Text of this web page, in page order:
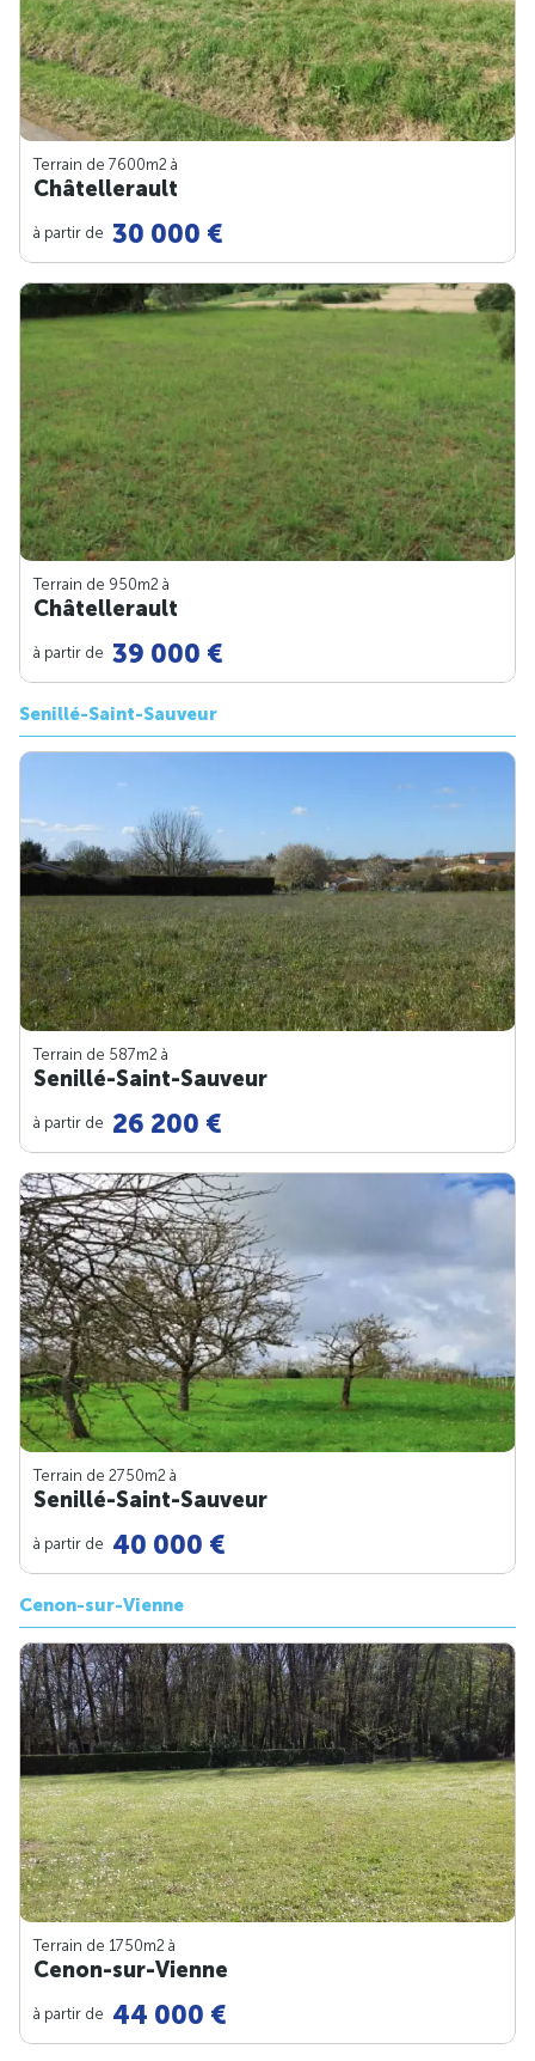
Terrain de 7600m2 à
Châtellerault
à partir de 30 000 €
Terrain de 950m2 à
Châtellerault
à partir de 39 000 €
Senillé-Saint-Sauveur
Terrain de 587m2 à
Senillé-Saint-Sauveur
à partir de 26 200 €
Terrain de 2750m2 à
Senillé-Saint-Sauveur
à partir de 40 000 €
Cenon-sur-Vienne
Terrain de 1750m2 à
Cenon-sur-Vienne
à partir de 44 000 €